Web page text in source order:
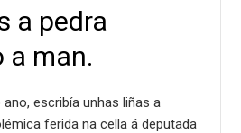
a pedra
a man.
escribía unhas liñas a
ferida na cella á deputada